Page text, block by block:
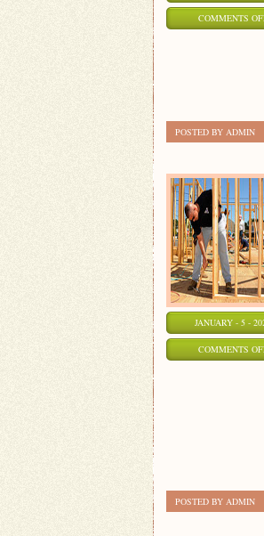
COMMENTS
POSTED BY ADMIN
JANUARY - 5 -
COMMENTS
POSTED BY ADMIN